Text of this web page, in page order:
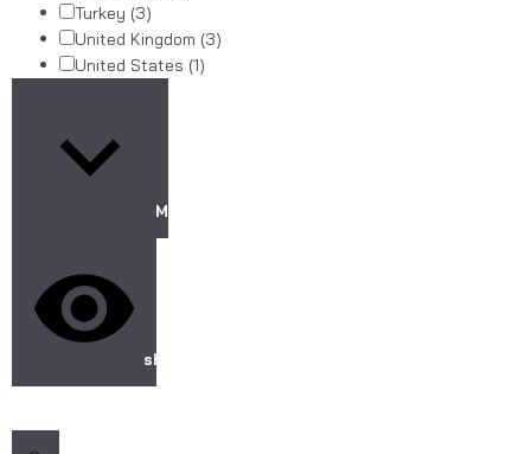
Turkey (3)
United Kingdom (3)
United States (1)
Mehr anzeigen
show results